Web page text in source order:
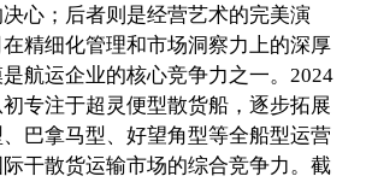
心；后者则是经营艺术的完美演
精细化管理和市场洞察力上的深厚
航运企业的核心竞争力之一。2024
专注于超灵便型散货船，逐步拓展
巴拿马型、好望角型等全船型运营
干散货运输市场的综合竞争力。截